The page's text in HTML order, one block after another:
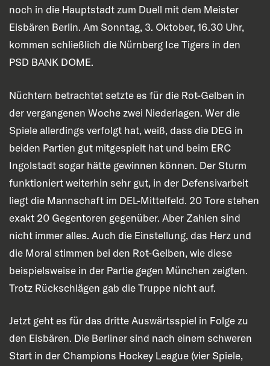
noch in die Hauptstadt zum Duell mit dem Meister
Eisbären Berlin. Am Sonntag, 3. Oktober, 16.30 Uhr,
kommen schließlich die Nürnberg Ice Tigers in den
PSD BANK DOME.
Nüchtern betrachtet setzte es für die Rot-Gelben in
der vergangenen Woche zwei Niederlagen. Wer die
Spiele allerdings verfolgt hat, weiß, dass die DEG in
beiden Partien gut mitgespielt hat und beim ERC
Ingolstadt sogar hätte gewinnen können. Der Sturm
funktioniert weiterhin sehr gut, in der Defensivarbeit
liegt die Mannschaft im DEL-Mittelfeld. 20 Tore stehen
exakt 20 Gegentoren gegenüber. Aber Zahlen sind
nicht immer alles. Auch die Einstellung, das Herz und
die Moral stimmen bei den Rot-Gelben, wie diese
beispielsweise in der Partie gegen München zeigten.
Trotz Rückschlägen gab die Truppe nicht auf.
Jetzt geht es für das dritte Auswärtsspiel in Folge zu
den Eisbären. Die Berliner sind nach einem schweren
Start in der Champions Hockey League (vier Spiele,